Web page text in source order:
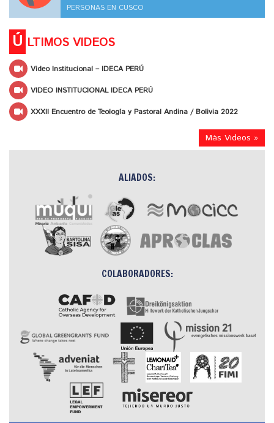
PERSONAS EN CUSCO
Ú LTIMOS VIDEOS
Video Institucional – IDECA PERÚ
VIDEO INSTITUCIONAL IDECA PERÚ
XXXII Encuentro de Teología y Pastoral Andina / Bolivia 2022
Más Videos »
ALIADOS:
COLABORADORES: